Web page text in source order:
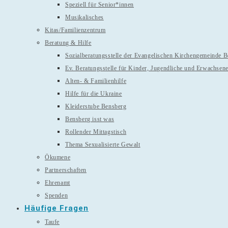
Speziell für Senior*innen
Musikalisches
Kitas/Familienzentrum
Beratung & Hilfe
Sozialberatungsstelle der Evangelischen Kirchengemeinde
Ev. Beratungsstelle für Kinder, Jugendliche und Erwachsene
Alten- & Familienhilfe
Hilfe für die Ukraine
Kleiderstube Bensberg
Bensberg isst was
Rollender Mittagstisch
Thema Sexualisierte Gewalt
Ökumene
Partnerschaften
Ehrenamt
Spenden
Häufige Fragen
Taufe